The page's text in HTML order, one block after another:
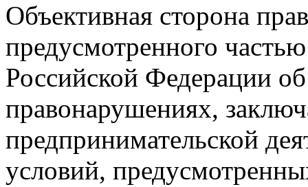
Объективная сторона
предусмотренного
Российской Федерации
правонарушениях,
предпринимательской
условий,